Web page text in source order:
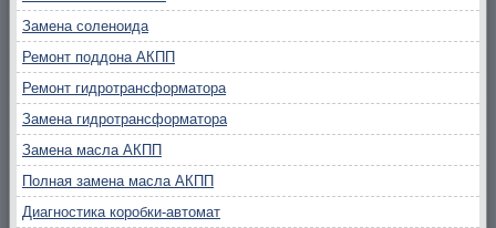
Замена соленоида
Ремонт поддона АКПП
Ремонт гидротрансформатора
Замена гидротрансформатора
Замена масла АКПП
Полная замена масла АКПП
Диагностика коробки-автомат